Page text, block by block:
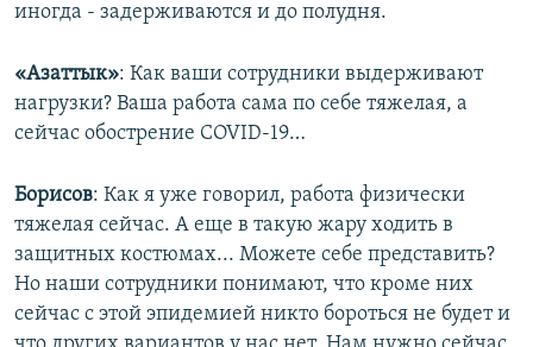
иногда - задерживаются и до полудня.
«Азаттык»: Как ваши сотрудники выдерживают
нагрузки? Ваша работа сама по себе тяжелая, а
сейчас обострение COVID-19…
Борисов: Как я уже говорил, работа физически
тяжелая сейчас. А еще в такую жару ходить в
защитных костюмах... Можете себе представить?
Но наши сотрудники понимают, что кроме них
сейчас с этой эпидемией никто бороться не будет и